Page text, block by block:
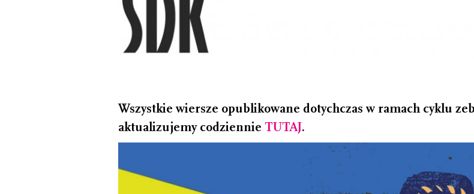
Wszystkie wiersze opublikowane dotychczas w ramach cyklu
aktualizujemy codziennie TUTAJ.